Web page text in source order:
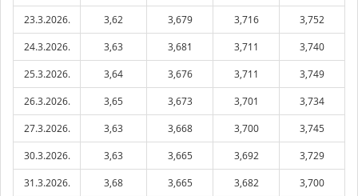
23.3.2026.
3,62 3,679 3,716
3,752
24.3.2026.
3,63 3,681 3,711
3,740
25.3.2026.
3,64 3,676 3,711
3,749
26.3.2026.
3,65 3,673 3,701
3,734
27.3.2026.
3,63 3,668 3,700
3,745
30.3.2026.
3,63 3,665 3,692
3,729
31.3.2026.
3,68 3,665 3,682 3,700